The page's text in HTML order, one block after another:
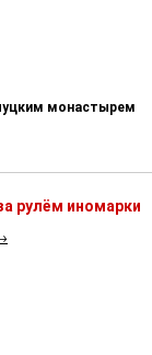
монастырем
рулём иномарки